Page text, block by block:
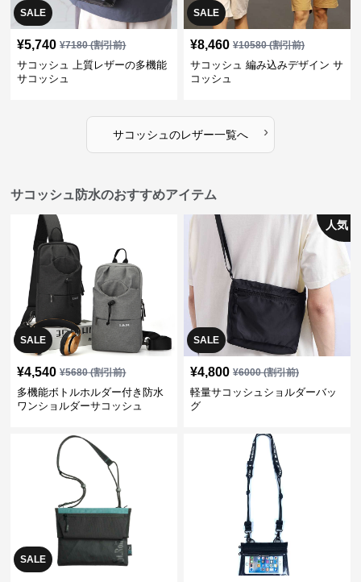
SALE
¥5,740 ¥7180(割引前)
サコッシュ 上質レザーの多機能
サコッシュ
SALE
¥8,460 ¥10580(割引前)
サコッシュ 編み込みデザイン サ
コッシュ
サコッシュ のレザー一覧へ ›
サコッシュ防水のおすすめアイテム
SALE
¥4,540 ¥5680(割引前)
多機能ボトルホルダー付き防水
ワンショルダーサコッシュ
SALE
人気
¥4,800 ¥6000(割引前)
軽量サコッシュショルダーバッ
グ
SALE